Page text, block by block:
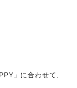
」に合わせて、